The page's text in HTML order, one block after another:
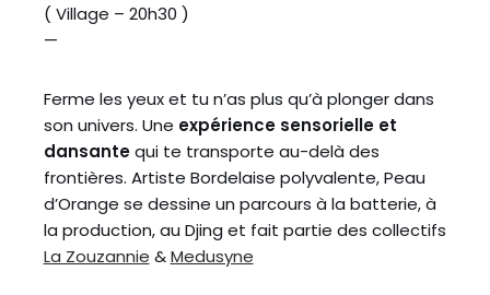
( Village – 20h30 )
—
Ferme les yeux et tu n’as plus qu’à plonger dans
son univers. Une expérience sensorielle et
dansantequi te transporte au-delà des
frontières. Artiste Bordelaise polyvalente, Peau
d’Orange se dessine un parcours à la batterie, à
la production, au Djing et fait partie des collectifs
La Zouzannie &Medusyne